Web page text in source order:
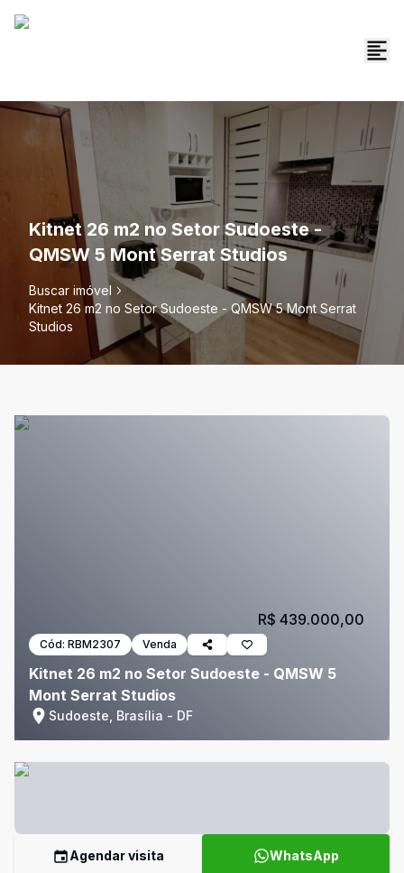
Kitnet 26 m2 no Setor Sudoeste -
QMSW 5 Mont Serrat Studios
Buscar imóvel
Kitnet 26 m2 no Setor Sudoeste - QMSW 5 Mont Serrat
Studios
Cód: RBM2307 Venda
Kitnet 26 m2 no Setor Sudoeste - QMSW 5
Mont Serrat Studios
Sudoeste, Brasília - DF
R$ 439.000,00
Agendar visita WhatsApp